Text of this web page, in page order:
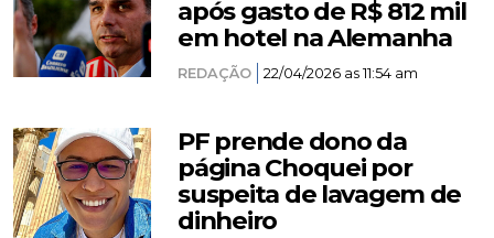
após gasto de R$ 812 mil
em hotel na Alemanha
REDAÇÃO 22/04/2026 as 11:54 am
PF prende dono da
página Choquei por
suspeita de lavagem de
dinheiro